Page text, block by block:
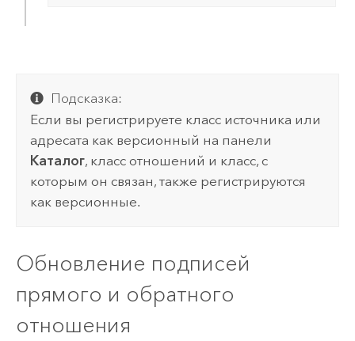
Подсказка:
Если вы регистрируете класс источника или
адресата как версионный на панели
Каталог, класс отношений и класс, с
которым он связан, также регистрируются
как версионные.
Обновление подписей
прямого и обратного
отношения